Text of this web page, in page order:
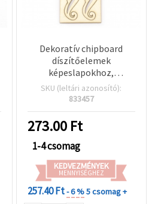
Dekoratív chipboard
díszítőelemek
képeslapokhoz,
scrapbook albumokhoz
és dobozokhoz, 126×20
mm – 2 db
SKU (leltári azonosító):
833457
273.00 Ft
1-4 csomag
KEDVEZMÉNYEK
MENNYISÉGHEZ
257.40 Ft- 6 %5 csomag +